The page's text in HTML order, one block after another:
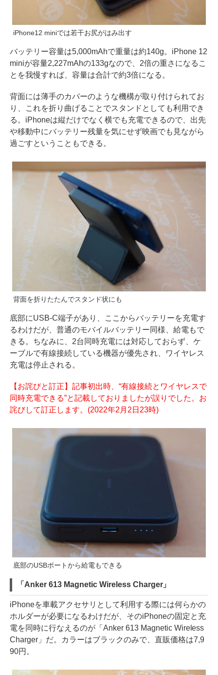
iPhone12 miniでは若干お尻がはみ出す
バッテリー容量は5,000mAhで重量は約140g。iPhone 12
miniが容量2,227mAhの133gなので、2倍の重さになるこ
とを我慢すれば、容量は合計で約3倍になる。
背面には薄手のカバーのような機構が取り付けられてお
り、これを折り曲げることでスタンドとしても利用でき
る。iPhoneは縦だけでなく横でも充電できるので、出先
や移動中にバッテリー残量を気にせず映画でも見ながら
過ごすということもできる。
背面を折りたたんでスタンド状にも
底部にUSB-C端子があり、ここからバッテリーを充電す
るわけだが、普通のモバイルバッテリー同様、給電もで
きる。ちなみに、2台同時充電には対応しておらず、ケ
ーブルで有線接続している機器が優先され、ワイヤレス
充電は停止される。
【お詫びと訂正】記事初出時、“有線接続とワイヤレスで
同時充電できる”と記載しておりましたが誤りでした。お
詫びして訂正します。(2022年2月2日23時)
底部のUSBポートから給電もできる
「Anker 613 Magnetic Wireless Charger」
iPhoneを車載アクセサリとして利用する際には何らかの
ホルダーが必要になるわけだが、そのiPhoneの固定と充
電を同時に行なえるのが「Anker 613 Magnetic Wireless
Charger」だ。カラーはブラックのみで、直販価格は7,9
90円。